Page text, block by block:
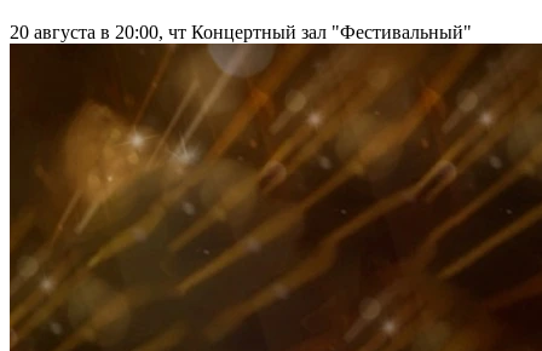
20 августа в 20:00, чт Концертный зал "Фестивальный"